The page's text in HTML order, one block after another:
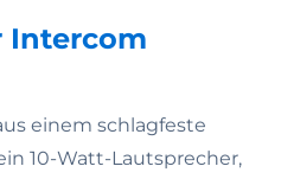
Intercom
einem schlagfeste
10-Watt-Lautsprecher,